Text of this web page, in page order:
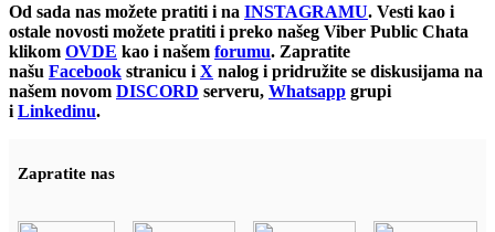
Od sada nas možete pratiti i na INSTAGRAMU. Vesti kao i
ostale novosti možete pratiti i preko našeg Viber Public Chata
klikom OVDE kao i našem forumu. Zapratite
našu Facebook stranicu i X nalog i pridružite se diskusijama na
našem novom DISCORD serveru, Whatsapp grupi
i Linkedinu.
Zapratite nas